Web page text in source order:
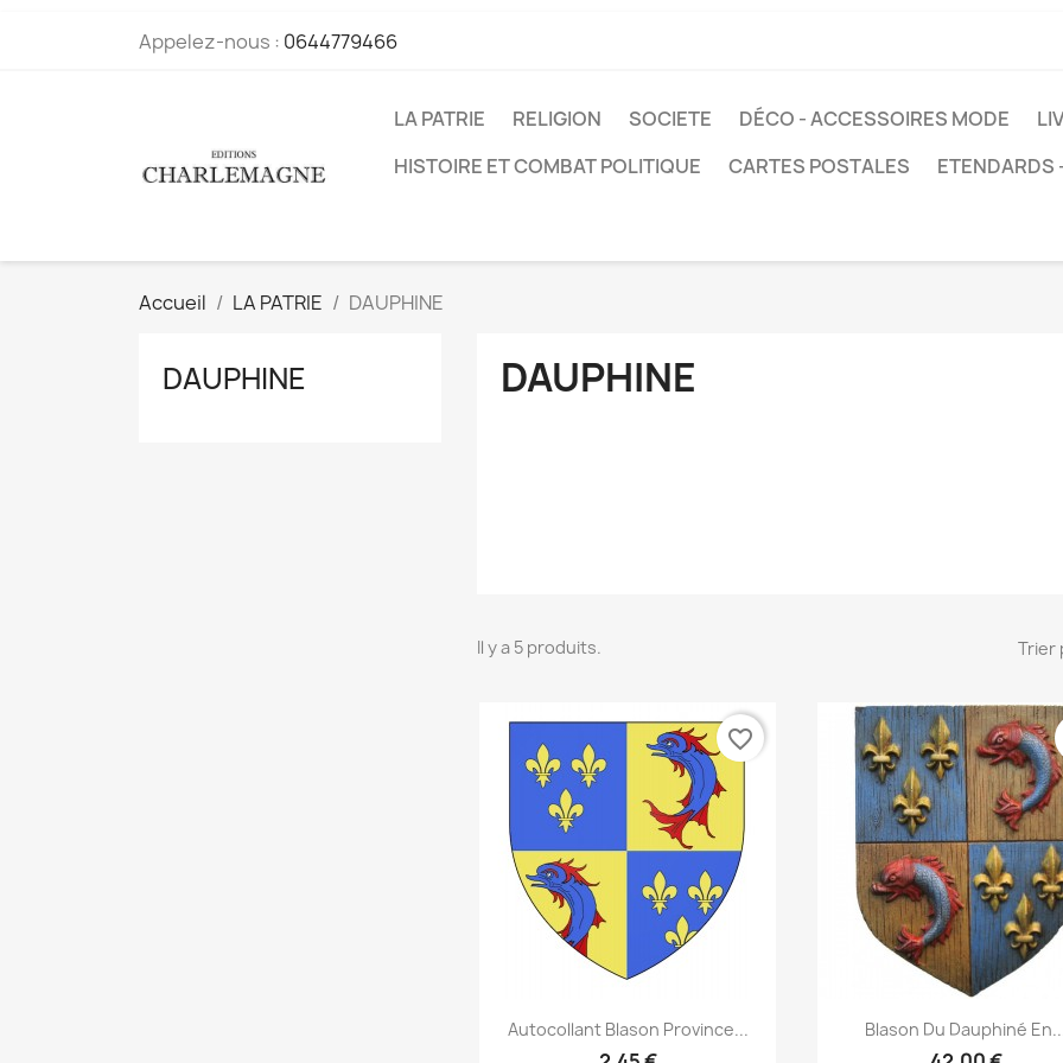
Appelez-nous : 0644779466
LA PATRIE RELIGION SOCIETE DÉCO - ACCESSOIRES MODE
HISTOIRE ET COMBAT POLITIQUE
CARTES POSTALES ETENDARDS
Accueil LA PATRIE DAUPHINE
DAUPHINE DAUPHINE
Il y a 5 produits. Trier
Aperçu rapide
Autocollant Blason Province...
favorite_border
Aperçu rapide
Blason Du Dauphiné